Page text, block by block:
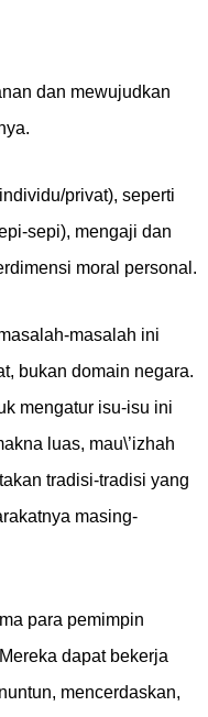
dan mewujudkan
privat), seperti
sepi), mengaji dan
moral personal.
masalah ini
bukan domain negara.
mengatur isu-isu ini
luas, mau\’izhah
tradisi-tradisi yang
masing-
para pemimpin
dapat bekerja
mencerdaskan,